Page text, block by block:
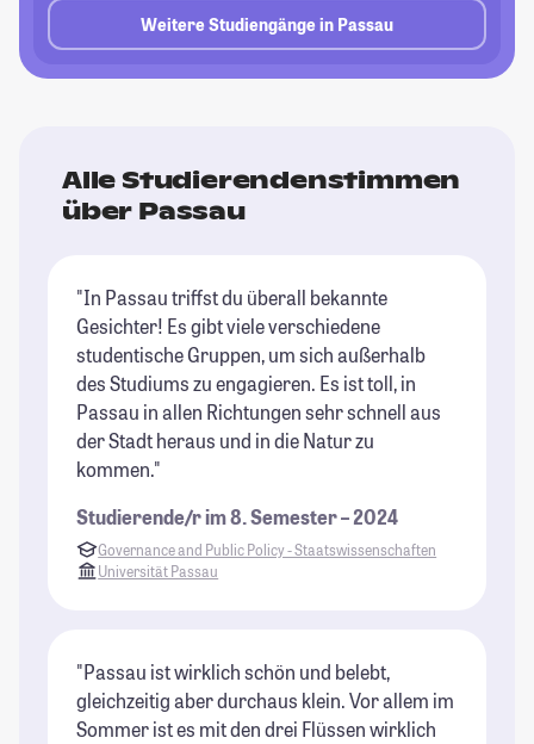
Weitere Studiengänge in Passau
Alle Studierendenstimmen
über Passau
"In Passau triffst du überall bekannte
Gesichter! Es gibt viele verschiedene
studentische Gruppen, um sich außerhalb
des Studiums zu engagieren. Es ist toll, in
Passau in allen Richtungen sehr schnell aus
der Stadt heraus und in die Natur zu
kommen."
Studierende/r im 8. Semester – 2024
Governance and Public Policy - Staatswissenschaften
Universität Passau
"Passau ist wirklich schön und belebt,
gleichzeitig aber durchaus klein. Vor allem im
Sommer ist es mit den drei Flüssen wirklich